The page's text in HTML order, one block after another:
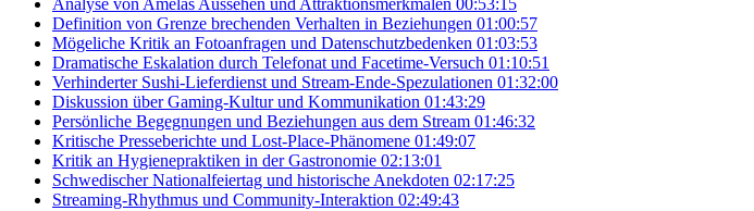
Analyse von Amelas Aussehen und Attraktionsmerkmalen 00:53:15
Definition von Grenze brechenden Verhalten in Beziehungen 01:00:57
Mögeliche Kritik an Fotoanfragen und Datenschutzbedenken 01:03:53
Dramatische Eskalation durch Telefonat und Facetime-Versuch 01:10:51
Verhinderter Sushi-Lieferdienst und Stream-Ende-Spezulationen 01:32:00
Diskussion über Gaming-Kultur und Kommunikation 01:43:29
Persönliche Begegnungen und Beziehungen aus dem Stream 01:46:32
Kritische Presseberichte und Lost-Place-Phänomene 01:49:07
Kritik an Hygienepraktiken in der Gastronomie 02:13:01
Schwedischer Nationalfeiertag und historische Anekdoten 02:17:25
Streaming-Rhythmus und Community-Interaktion 02:49:43